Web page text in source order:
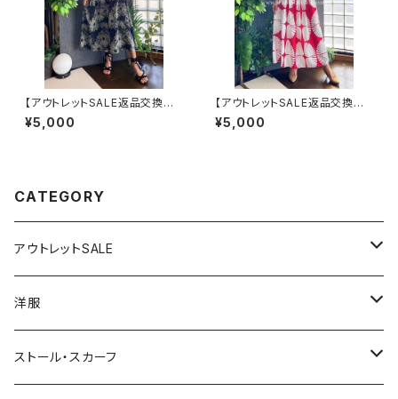
【アウトレットSALE返品交換不
可8/20まで】ロングワンピース・
マキシワンピース・サラッと軽や
¥5,000
【アウトレットSALE返品交換不
可8/20まで】イタリア製インポ
ート セットアップドレス｜ロング
¥5,000
CATEGORY
アウトレットSALE
1000円
2000円
洋服
インポートワンピース
ストール・スカーフ